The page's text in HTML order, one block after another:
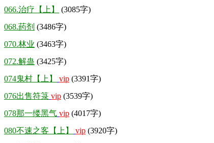
066.治疗【上】
(3085字)
068.药剂 (3486字)
070.林业 (3463字)
072.解蛊 (3425字)
074鬼村【上】
vip (3391字)
076出售符箓 vip (3539字)
078那一缕黑气 vip (4017字)
080不速之客【上】
vip (3920字)